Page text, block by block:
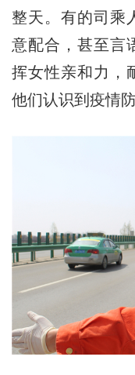
整天。有的司乘
意配合，甚至言
挥女性亲和力，
他们认识到疫情